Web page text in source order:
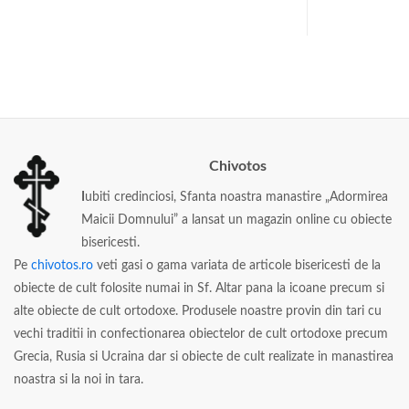
Chivotos
ubiti credinciosi, Sfanta noastra manastire „Adormirea
Maicii Domnului” a lansat un magazin online cu obiecte
bisericesti.
Pe chivotos.ro veti gasi o gama variata de articole bisericesti de la
obiecte de cult folosite numai in Sf. Altar pana la icoane precum si
alte obiecte de cult ortodoxe. Produsele noastre provin din tari cu
vechi traditii in confectionarea obiectelor de cult ortodoxe precum
Grecia, Rusia si Ucraina dar si obiecte de cult realizate in manastirea
noastra si la noi in tara.